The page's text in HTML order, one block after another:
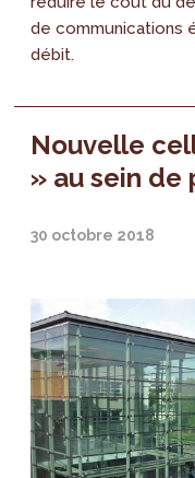
de communications
débit.
Nouvelle
» au sein de
30 octobre 2018